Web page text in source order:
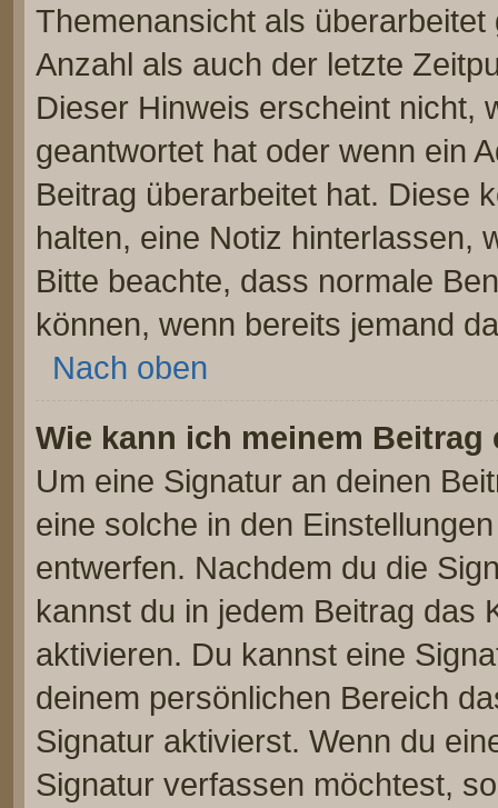
Themenansicht als
Anzahl als auch der letzte
Dieser Hinweis erscheint nicht,
geantwortet hat oder wenn ein
Beitrag überarbeitet hat. Diese
halten, eine Notiz hinterlassen,
Bitte beachte, dass normale
können, wenn bereits jemand
Nach oben
Wie kann ich meinem
Um eine Signatur an deinen
eine solche in den
entwerfen. Nachdem du die
kannst du in jedem Beitrag das
aktivieren. Du kannst eine
deinem persönlichen Bereich
Signatur aktivierst. Wenn du
Signatur verfassen möchtest,